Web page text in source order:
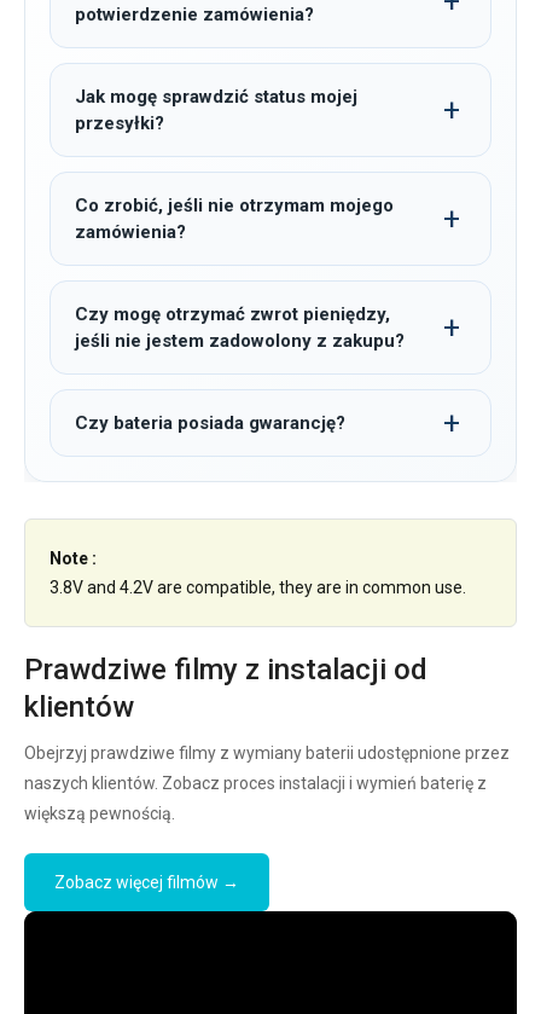
potwierdzenie zamówienia?
Jak mogę sprawdzić status mojej
przesyłki?
Co zrobić, jeśli nie otrzymam mojego
zamówienia?
Czy mogę otrzymać zwrot pieniędzy,
jeśli nie jestem zadowolony z zakupu?
Czy bateria posiada gwarancję?
Note :
3.8V and 4.2V are compatible, they are in common use.
Prawdziwe filmy z instalacji od
klientów
Obejrzyj prawdziwe filmy z wymiany baterii udostępnione przez
naszych klientów. Zobacz proces instalacji i wymień baterię z
większą pewnością.
Zobacz więcej filmów →